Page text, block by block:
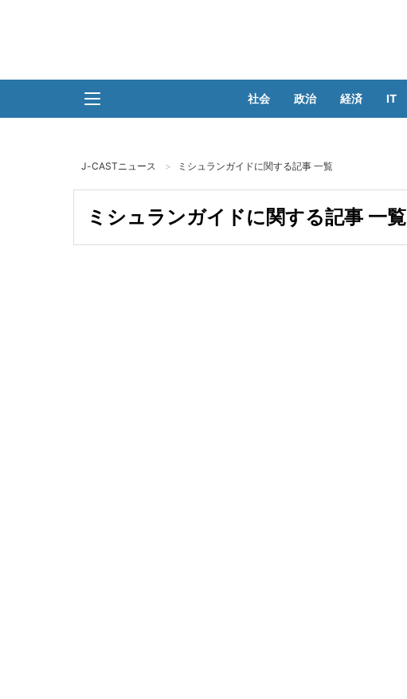
社会 政治 経済 IT
J-CASTニュース ミシュランガイドに関する記事 一覧
ミシュランガイドに関する記事 一覧